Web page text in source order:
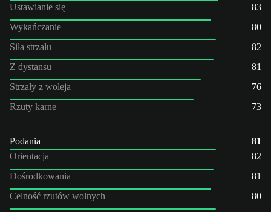
Ustawianie się
83
Wykańczanie
80
Siła strzału
82
Z dystansu
81
Strzały z woleja
76
Rzuty karne
73
Podania
81
Orientacja
82
Dośrodkowania
81
Celność rzutów wolnych
80